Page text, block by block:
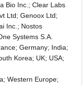
Bio Inc.; Clear Labs
Ltd; Genoox Ltd;
Inc.; Nostos
Systems S.A.
Germany; India;
Korea; UK; USA;
Western Europe;